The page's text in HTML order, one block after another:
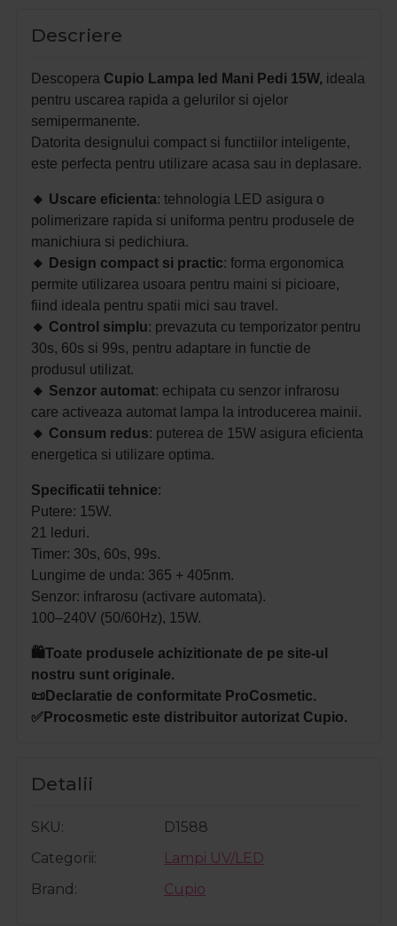
Descriere
Descopera Cupio Lampa led Mani Pedi 15W, ideala
pentru uscarea rapida a gelurilor si ojelor
semipermanente.
Datorita designului compact si functiilor inteligente,
este perfecta pentru utilizare acasa sau in deplasare.
🔸 Uscare eficienta: tehnologia LED asigura o
polimerizare rapida si uniforma pentru produsele de
manichiura si pedichiura.
🔸 Design compact si practic: forma ergonomica
permite utilizarea usoara pentru maini si picioare,
fiind ideala pentru spatii mici sau travel.
🔸 Control simplu: prevazuta cu temporizator pentru
30s, 60s si 99s, pentru adaptare in functie de
produsul utilizat.
🔸 Senzor automat: echipata cu senzor infrarosu
care activeaza automat lampa la introducerea mainii.
🔸 Consum redus: puterea de 15W asigura eficienta
energetica si utilizare optima.
Specificatii tehnice:
Putere: 15W.
21 leduri.
Timer: 30s, 60s, 99s.
Lungime de unda: 365 + 405nm.
Senzor: infrarosu (activare automata).
100–240V (50/60Hz), 15W.
🛍️Toate produsele achizitionate de pe site-ul
nostru sunt originale.
📜Declaratie de conformitate ProCosmetic.
✅Procosmetic este distribuitor autorizat Cupio.
Detalii
SKU
D1588
Categorii
Lampi UV/LED
Brand
Cupio